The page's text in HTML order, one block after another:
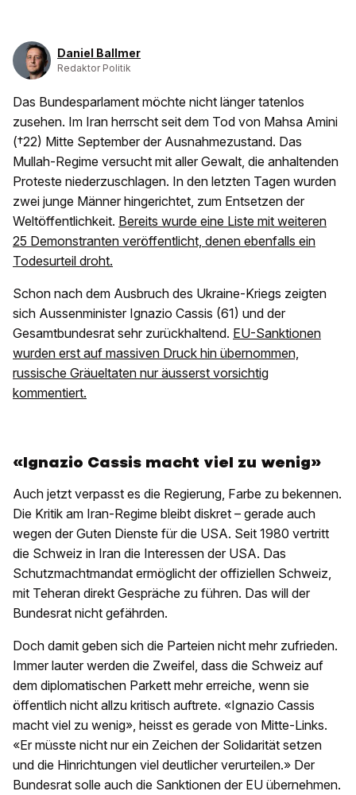
Daniel Ballmer
Redaktor Politik
Das Bundesparlament möchte nicht länger tatenlos
zusehen. Im Iran herrscht seit dem Tod von Mahsa Amini
(†22) Mitte September der Ausnahmezustand. Das
Mullah-Regime versucht mit aller Gewalt, die anhaltenden
Proteste niederzuschlagen. In den letzten Tagen wurden
zwei junge Männer hingerichtet, zum Entsetzen der
Weltöffentlichkeit. Bereits wurde eine Liste mit weiteren
25 Demonstranten veröffentlicht, denen ebenfalls ein
Todesurteil droht.
Schon nach dem Ausbruch des Ukraine-Kriegs zeigten
sich Aussenminister Ignazio Cassis (61) und der
Gesamtbundesrat sehr zurückhaltend. EU-Sanktionen
wurden erst auf massiven Druck hin übernommen,
russische Gräueltaten nur äusserst vorsichtig
kommentiert.
«Ignazio Cassis macht viel zu wenig»
Auch jetzt verpasst es die Regierung, Farbe zu bekennen.
Die Kritik am Iran-Regime bleibt diskret – gerade auch
wegen der Guten Dienste für die USA. Seit 1980 vertritt
die Schweiz in Iran die Interessen der USA. Das
Schutzmachtmandat ermöglicht der offiziellen Schweiz,
mit Teheran direkt Gespräche zu führen. Das will der
Bundesrat nicht gefährden.
Doch damit geben sich die Parteien nicht mehr zufrieden.
Immer lauter werden die Zweifel, dass die Schweiz auf
dem diplomatischen Parkett mehr erreiche, wenn sie
öffentlich nicht allzu kritisch auftrete. «Ignazio Cassis
macht viel zu wenig», heisst es gerade von Mitte-Links.
«Er müsste nicht nur ein Zeichen der Solidarität setzen
und die Hinrichtungen viel deutlicher verurteilen.» Der
Bundesrat solle auch die Sanktionen der EU übernehmen.